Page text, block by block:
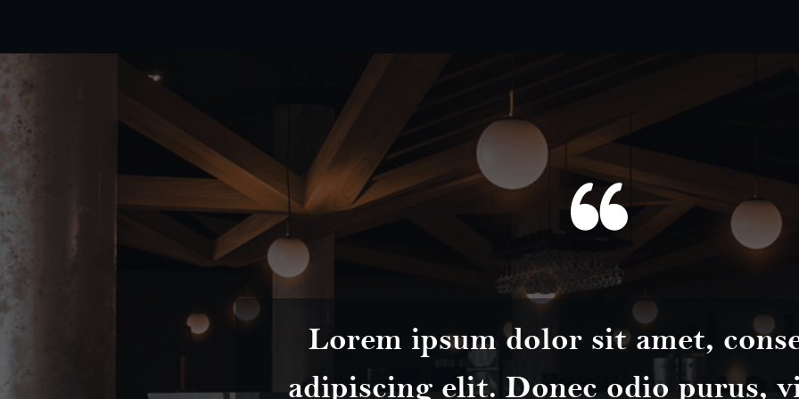
Lorem ipsum dolor sit amet,
adipiscing elit. Donec odio purus,